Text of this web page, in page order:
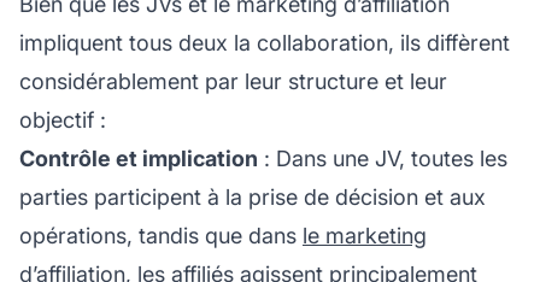
impliquent tous deux la collaboration, ils diffèrent
considérablement par leur structure et leur
objectif :
Contrôle et implication : Dans une JV, toutes les
parties participent à la prise de décision et aux
opérations, tandis que dans le marketing
d’affiliation, les affiliés agissent principalement